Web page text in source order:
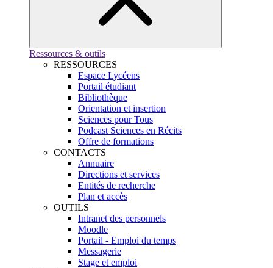
Ressources & outils
RESSOURCES
Espace Lycéens
Portail étudiant
Bibliothèque
Orientation et insertion
Sciences pour Tous
Podcast Sciences en Récits
Offre de formations
CONTACTS
Annuaire
Directions et services
Entités de recherche
Plan et accès
OUTILS
Intranet des personnels
Moodle
Portail - Emploi du temps
Messagerie
Stage et emploi